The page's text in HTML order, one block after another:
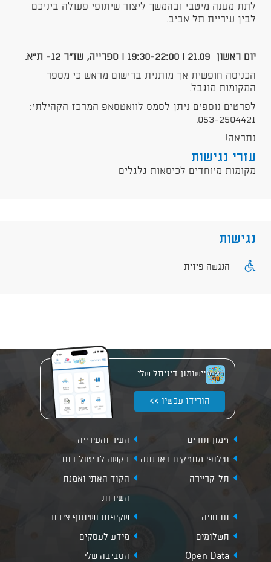
לתת מענה מיטבי ובהמשך ליצור שיתופי פעולה ביניכם
לבין עיריית תל אביב.
יום ראשון 21.09 | 19:30-22:00 | ספרייה, שז"ר 12- ת"א.
הכניסה חופשית אך מותנית ברישום מראש כי מספר
המקומות מוגבל.
לפרטים נוספים ניתן לסמס לוואטסאפ המרכז הקהילתי:
053-2504421.
נתראה!
עזרי נגישות
מקומות מיוחדים לכיסאות גלגלים
נגישות
הנגשה פיזית
יישומון דיגיתל שלי
הורידו עכשיו >>
זימון תורים
העיר והעירייה
חילופי מחזיקים בארנונה
בקשה לביטול דוח
תל-קריירה
הקוד האתי ואמנת
השירות
תו חניה
שקיפות ושיתוף ציבור
תשלומים
מידע לעסקים
Open Data
הסביבה שלי